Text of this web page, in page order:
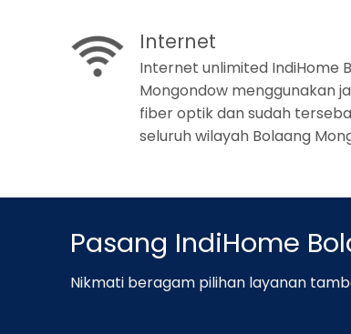
Internet
Internet unlimited IndiHome
Mongondow menggunakan
fiber optik dan sudah
seluruh wilayah Bolaang
Pasang IndiHome
Nikmati beragam pilihan layanan